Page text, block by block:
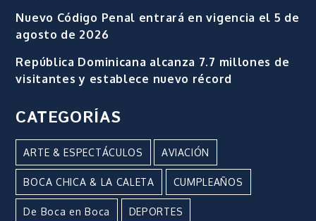
Nuevo Código Penal entrará en vigencia el 5 de
agosto de 2026
República Dominicana alcanza 7.7 millones de
visitantes y establece nuevo récord
CATEGORÍAS
ARTE & ESPECTÁCULOS AVIACIÓN
BOCA CHICA & LA CALETA CUMPLEAÑOS
De Boca en Boca DEPORTES